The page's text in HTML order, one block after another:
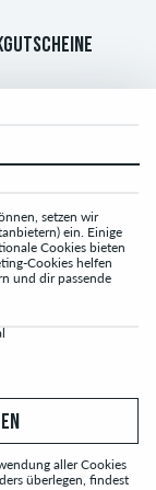
setzen wir
ein. Einige
Cookies bieten
Cookies helfen
und dir passende
aller Cookies
überlegen, findest